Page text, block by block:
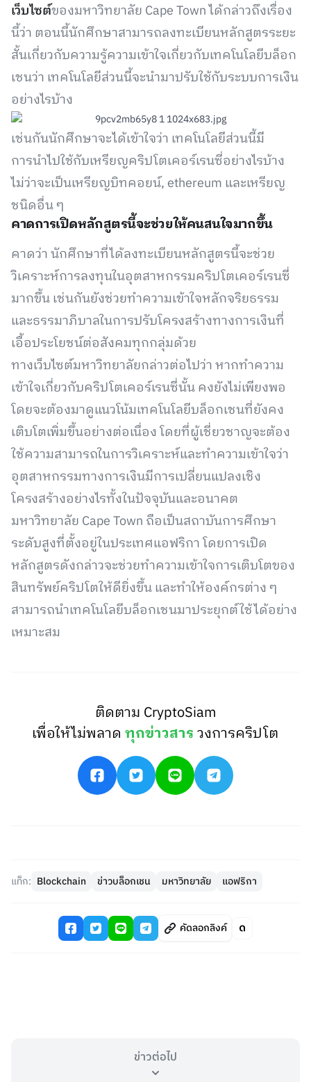
เว็บไซต์ของมหาวิทยาลัย Cape Town ได้กล่าวถึงเรื่อง
นี้ว่า ตอนนี้นักศึกษาสามารถลงทะเบียนหลักสูตรระยะ
สั้นเกี่ยวกับความรู้ความเข้าใจเกี่ยวกับเทคโนโลยีบล็อก
เชนว่า เทคโนโลยีส่วนนี้จะนำมาปรับใช้กับระบบการเงิน
อย่างไรบ้าง
เช่นกันนักศึกษาจะได้เข้าใจว่า เทคโนโลยีส่วนนี้มี
การนำไปใช้กับเหรียญคริปโตเคอร์เรนซี่อย่างไรบ้าง
ไม่ว่าจะเป็นเหรียญบิทคอยน์, ethereum และเหรียญ
ชนิดอื่น ๆ
คาดการเปิดหลักสูตรนี้จะช่วยให้คนสนใจมากขึ้น
คาดว่า นักศึกษาที่ได้ลงทะเบียนหลักสูตรนี้จะช่วย
วิเคราะห์การลงทุนในอุตสาหกรรมคริปโตเคอร์เรนซี่
มากขึ้น เช่นกันยังช่วยทำความเข้าใจหลักจริยธรรม
และธรรมาภิบาลในการปรับโครงสร้างทางการเงินที่
เอื้อประโยชน์ต่อสังคมทุกกลุ่มด้วย
ทางเว็บไซต์มหาวิทยาลัยกล่าวต่อไปว่า หากทำความ
เข้าใจเกี่ยวกับคริปโตเคอร์เรนซี่นั้น คงยังไม่เพียงพอ
โดยจะต้องมาดูแนวโน้มเทคโนโลยีบล็อกเชนที่ยังคง
เติบโตเพิ่มขึ้นอย่างต่อเนื่อง โดยที่ผู้เชี่ยวชาญจะต้อง
ใช้ความสามารถในการวิเคราะห์และทำความเข้าใจว่า
อุตสาหกรรมทางการเงินมีการเปลี่ยนแปลงเชิง
โครงสร้างอย่างไรทั้งในปัจจุบันและอนาคต
มหาวิทยาลัย Cape Town ถือเป็นสถาบันการศึกษา
ระดับสูงที่ตั้งอยู่ในประเทศแอฟริกา โดยการเปิด
หลักสูตรดังกล่าวจะช่วยทำความเข้าใจการเติบโตของ
สินทรัพย์คริปโตให้ดียิ่งขึ้น และทำให้องค์กรต่าง ๆ
สามารถนำเทคโนโลยีบล็อกเชนมาประยุกต์ใช้ได้อย่าง
เหมาะสม
ติดตาม CryptoSiam
เพื่อให้ไม่พลาดทุกข่าวสารวงการคริปโต
แท็ก: Blockchain ข่าวบล็อกเชน มหาวิทยาลัย แอฟริกา
คัดลอกลิงค์
ข่าวต่อไป